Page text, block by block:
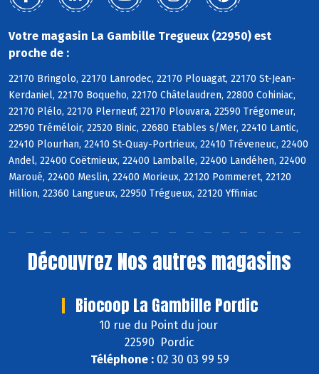
Votre magasin La Gambille Tregueux (22950) est
proche de :
22170 Bringolo, 22170 Lanrodec, 22170 Plouagat, 22170 St-Jean-
Kerdaniel, 22170 Boqueho, 22170 Châtelaudren, 22800 Cohiniac,
22170 Plélo, 22170 Plerneuf, 22170 Plouvara, 22590 Trégomeur,
22590 Tréméloir, 22520 Binic, 22680 Etables s/Mer, 22410 Lantic,
22410 Plourhan, 22410 St-Quay-Portrieux, 22410 Tréveneuc, 22400
Andel, 22400 Coëtmieux, 22400 Lamballe, 22400 Landéhen, 22400
Maroué, 22400 Meslin, 22400 Morieux, 22120 Pommeret, 22120
Hillion, 22360 Langueux, 22950 Trégueux, 22120 Yffiniac
Découvrez Nos autres magasins
Biocoop La Gambille Pordic
10 rue du Point du jour
22590 Pordic
Téléphone :02 30 03 99 59